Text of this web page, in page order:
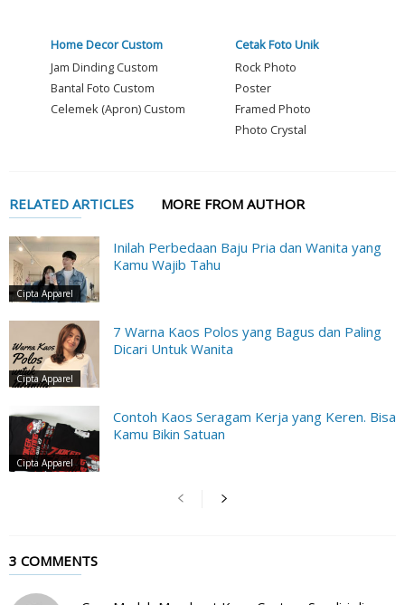
Home Decor Custom
Jam Dinding Custom
Bantal Foto Custom
Celemek (Apron) Custom
Cetak Foto Unik
Rock Photo
Poster
Framed Photo
Photo Crystal
RELATED ARTICLES MORE FROM AUTHOR
Cipta Apparel
Inilah Perbedaan Baju Pria dan Wanita yang
Kamu Wajib Tahu
Cipta Apparel
7 Warna Kaos Polos yang Bagus dan Paling
Dicari Untuk Wanita
Cipta Apparel
Contoh Kaos Seragam Kerja yang Keren. Bisa
Kamu Bikin Satuan
3 COMMENTS